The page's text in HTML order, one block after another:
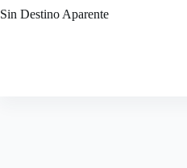
al
Sin Destino Aparente